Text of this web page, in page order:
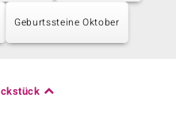
Geburtssteine Oktober